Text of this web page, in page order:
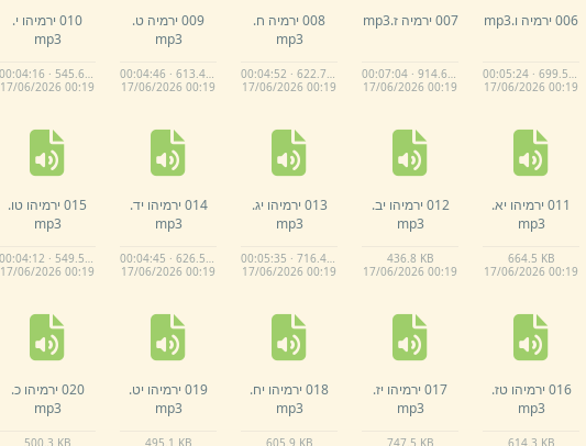
006 ירמיה ו. mp3
00:05:24 · 699.5 KB
17/06/2026 00:19
007 ירמיה ז. mp3
00:07:04 · 914.6 KB
17/06/2026 00:19
008 ירמיה ח.
mp3
00:04:52 · 622.7 KB
17/06/2026 00:19
009 ירמיה ט.
mp3
00:04:46 · 613.4 KB
17/06/2026 00:19
010 ירמיהו י.
mp3
00:04:16 · 545.6 KB
17/06/2026 00:19
011 ירמיהו יא.
mp3
664.5 KB
17/06/2026 00:19
012 ירמיהו יב.
mp3
436.8 KB
17/06/2026 00:19
013 ירמיהו יג.
mp3
00:05:35 · 716.4 KB
17/06/2026 00:19
014 ירמיהו יד.
mp3
00:04:45 · 626.5 KB
17/06/2026 00:19
015 ירמיהו טו.
mp3
00:04:12 · 549.5 KB
17/06/2026 00:19
016 ירמיהו טז.
mp3
614. 3 KB
017 ירמיהו יז.
mp3
747. 5 KB
018 ירמיהו יח.
mp3
605. 9 KB
019 ירמיהו יט.
mp3
495. 1 KB
020 ירמיהו כ.
mp3
500. 3 KB